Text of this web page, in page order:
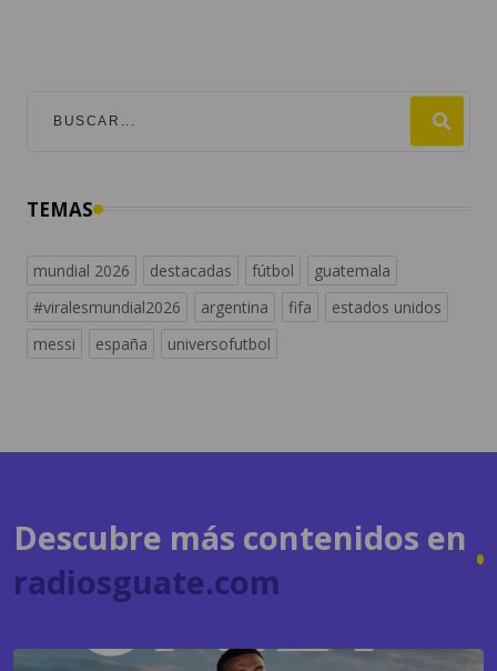
mundial 2026
messi
españa universofutbol
radiosguate.com